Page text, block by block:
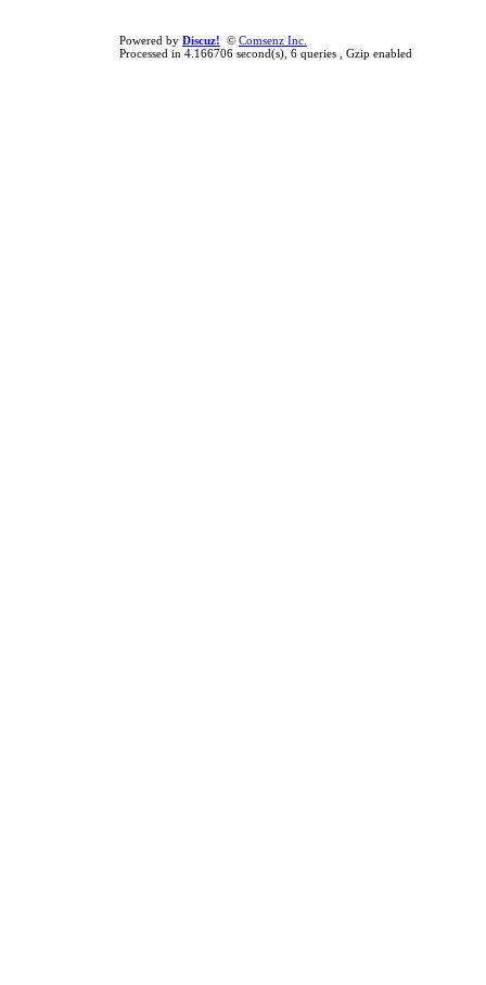
Powered by Discuz! © Comsenz Inc.
Processed in 4.166706 second(s), 6 queries , Gzip enabled